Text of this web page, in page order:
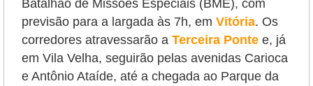
Batalhão de Missões Especiais (BME), com
previsão para a largada às 7h, em Vitória. Os
corredores atravessarão a Terceira Ponte e, já
em Vila Velha, seguirão pelas avenidas Carioca
e Antônio Ataíde, até a chegada ao Parque da